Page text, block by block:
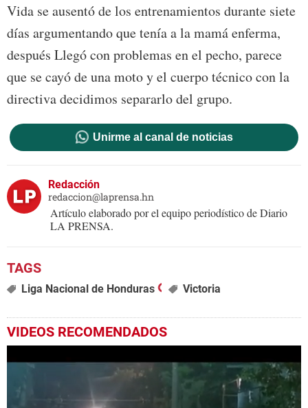
Vida se ausentó de los entrenamientos durante siete
días argumentando que tenía a la mamá enferma,
después Llegó con problemas en el pecho, parece
que se cayó de una moto y el cuerpo técnico con la
directiva decidimos separarlo del grupo.
Unirme al canal de noticias
Redacción
redaccion@laprensa.hn
Artículo elaborado por el equipo periodístico de Diario
LA PRENSA.
Liga Nacional de Honduras Victoria
VIDEOS RECOMENDADOS